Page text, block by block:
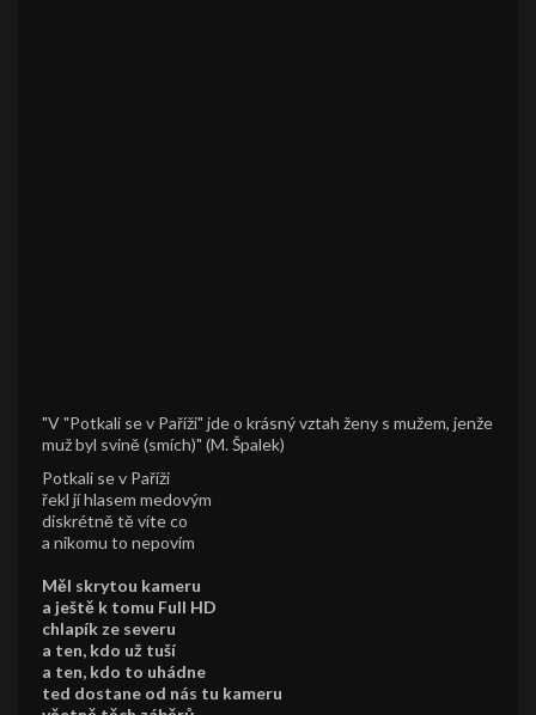
"V "Potkali se v Paříži" jde o krásný vztah ženy s mužem, jenže
muž byl svině (smích)" (M. Špalek)
Potkali se v Paříži
řekl jí hlasem medovým
diskrétně tě víte co
a nikomu to nepovím
Měl skrytou kameru
a ještě k tomu Full HD
chlapík ze severu
a ten, kdo už tuší
a ten, kdo to uhádne
ted dostane od nás tu kameru